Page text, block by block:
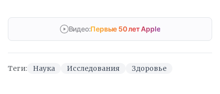
Видео:Первые 50 лет Apple
Теги: Наука Исследования Здоровье